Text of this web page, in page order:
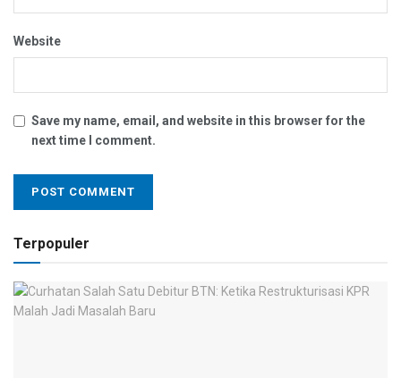
Website
Save my name, email, and website in this browser for the
next time I comment.
Terpopuler